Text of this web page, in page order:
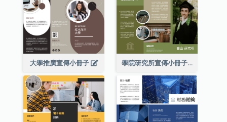
大學推廣宣傳小冊子 學院研究所宣傳小冊子